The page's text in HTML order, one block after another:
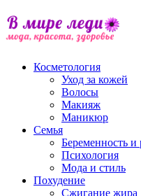
Косметология
Уход за кожей
Волосы
Макияж
Маникюр
Семья
Беременность и
Психология
Мода и стиль
Похудение
Сжигание жира